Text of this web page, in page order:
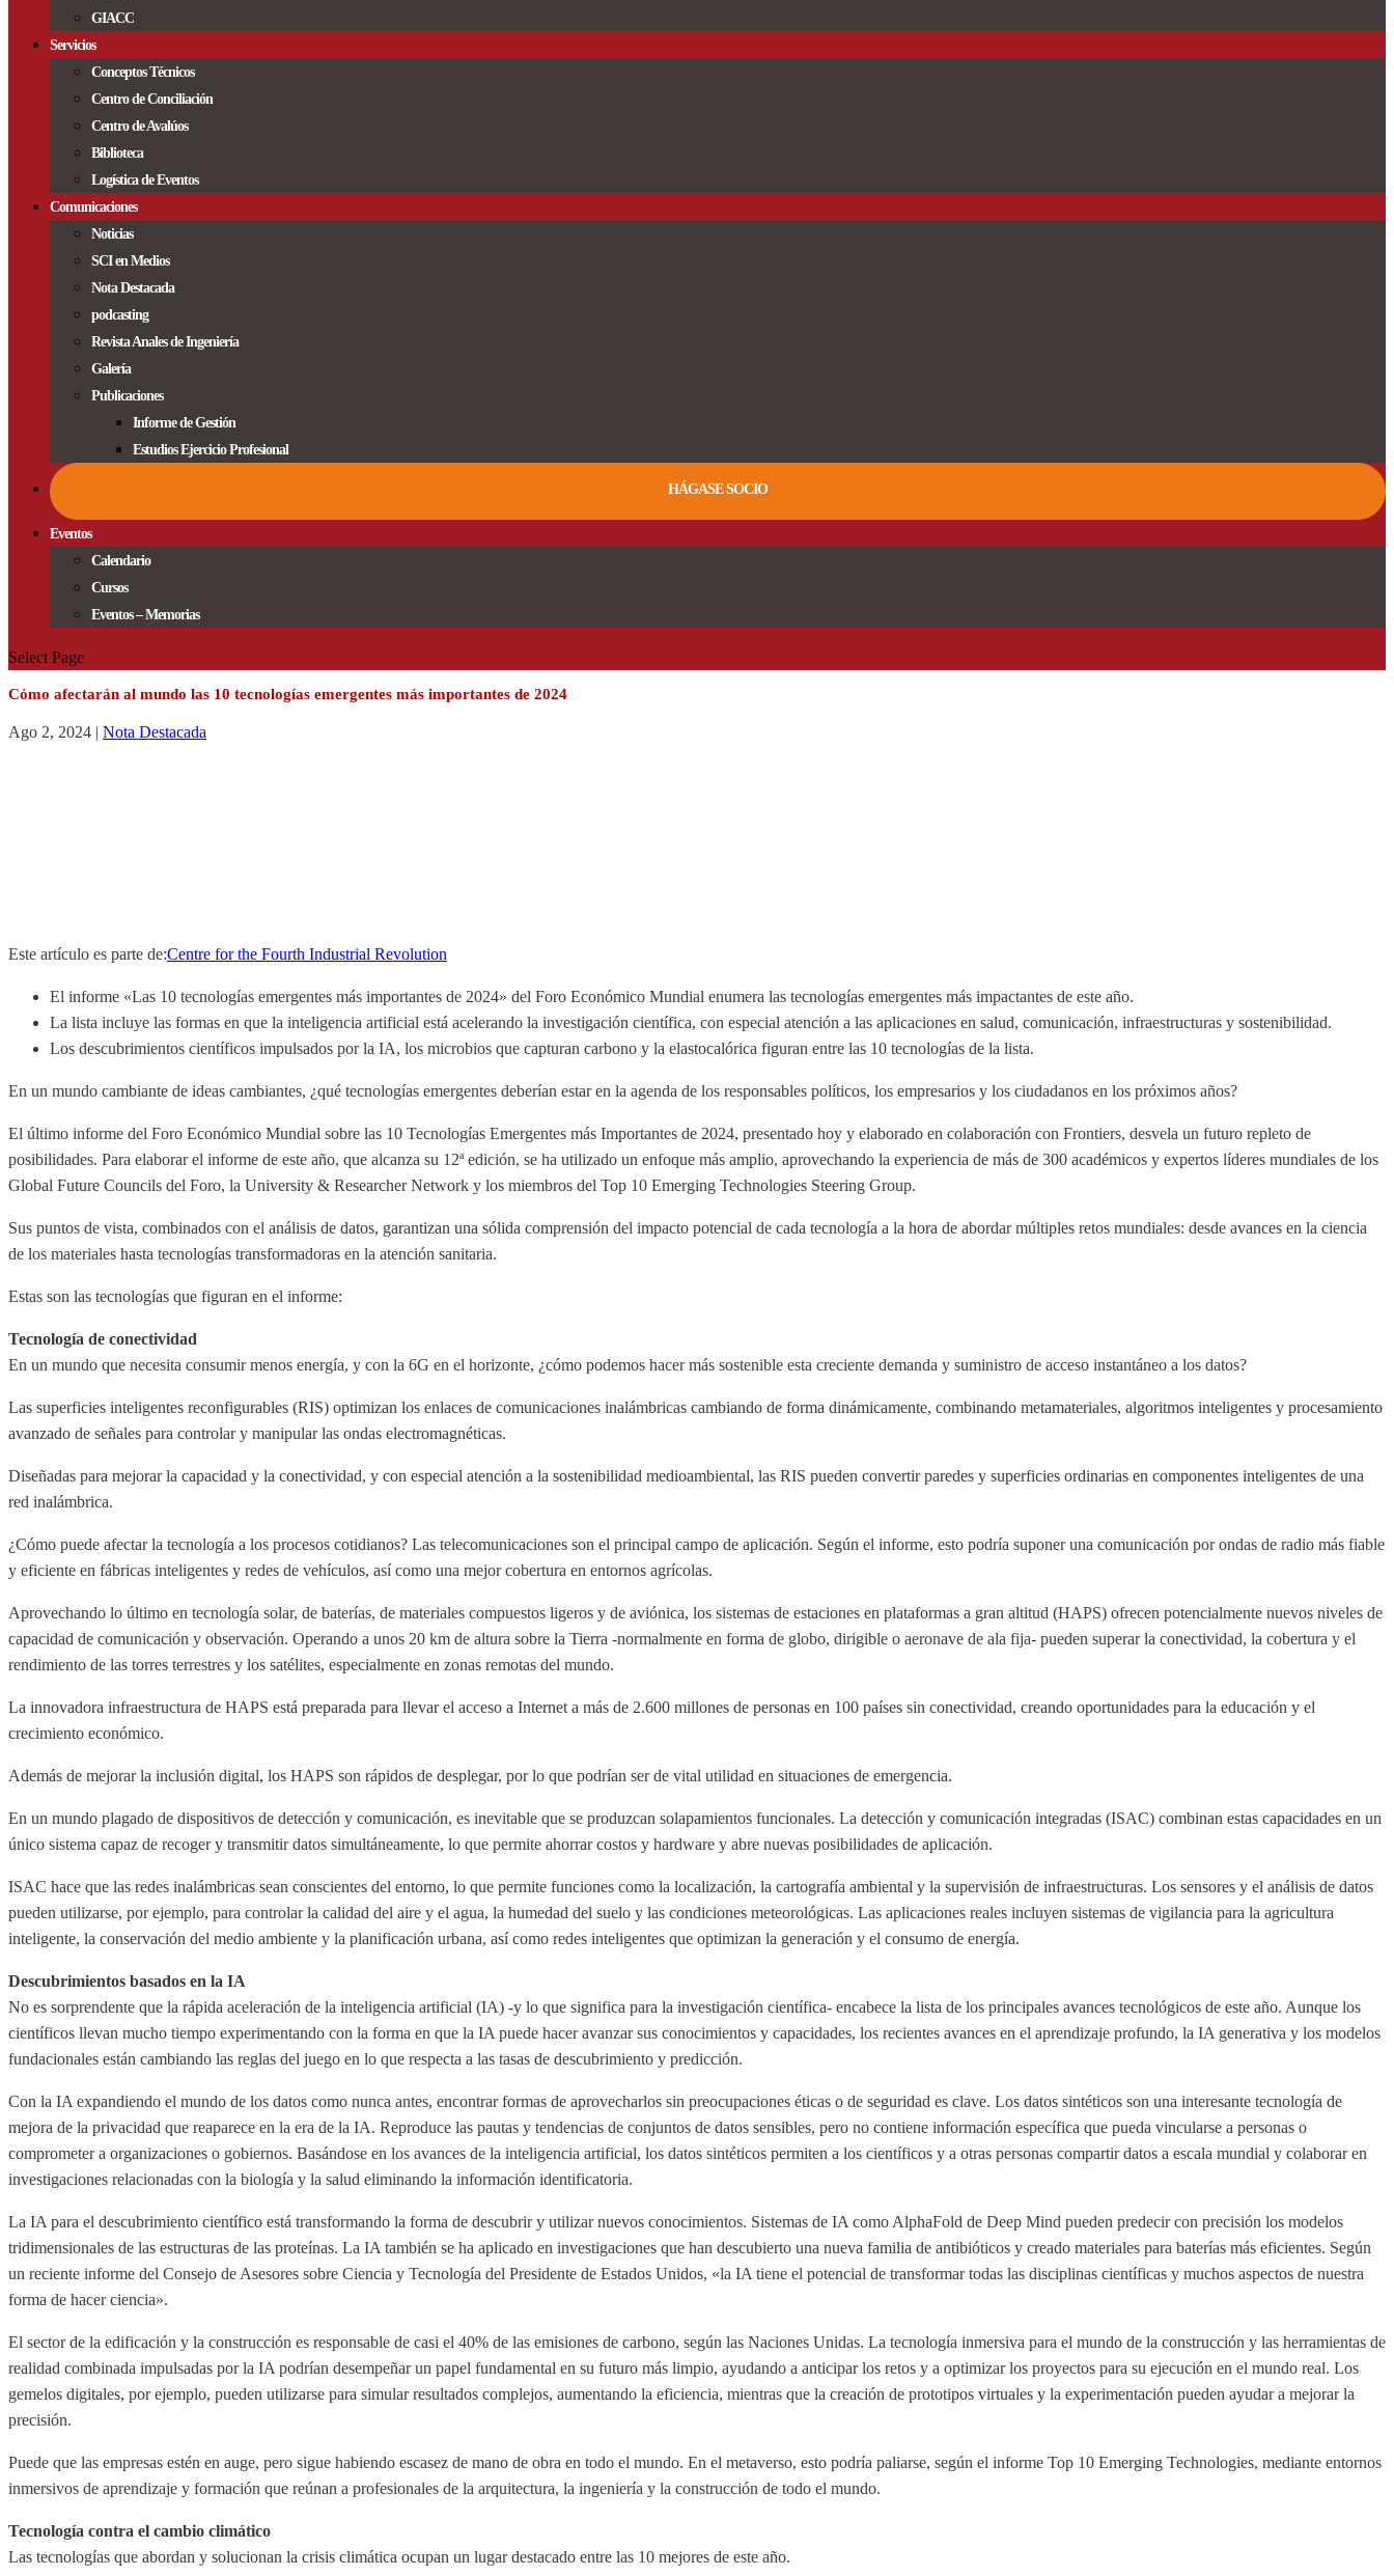
GIACC
Servicios
Conceptos Técnicos
Centro de Conciliación
Centro de Avalúos
Biblioteca
Logística de Eventos
Comunicaciones
Noticias
SCI en Medios
Nota Destacada
podcasting
Revista Anales de Ingeniería
Galería
Publicaciones
Informe de Gestión
Estudios Ejercicio Profesional
HÁGASE SOCIO
Eventos
Calendario
Cursos
Eventos – Memorias
Select Page
Cómo afectarán al mundo las 10 tecnologías emergentes más importantes de 2024
Ago 2, 2024 | Nota Destacada
Este artículo es parte de:Centre for the Fourth Industrial Revolution
El informe «Las 10 tecnologías emergentes más importantes de 2024» del Foro Económico Mundial enumera las tecnologías emergentes más impactantes de este año.
La lista incluye las formas en que la inteligencia artificial está acelerando la investigación científica, con especial atención a las aplicaciones en salud, comunicación, infraestructuras y sostenibilidad.
Los descubrimientos científicos impulsados por la IA, los microbios que capturan carbono y la elastocalórica figuran entre las 10 tecnologías de la lista.
En un mundo cambiante de ideas cambiantes, ¿qué tecnologías emergentes deberían estar en la agenda de los responsables políticos, los empresarios y los ciudadanos en los próximos años?
El último informe del Foro Económico Mundial sobre las 10 Tecnologías Emergentes más Importantes de 2024, presentado hoy y elaborado en colaboración con Frontiers, desvela un futuro repleto de
posibilidades. Para elaborar el informe de este año, que alcanza su 12ª edición, se ha utilizado un enfoque más amplio, aprovechando la experiencia de más de 300 académicos y expertos líderes mundiales de los
Global Future Councils del Foro, la University & Researcher Network y los miembros del Top 10 Emerging Technologies Steering Group.
Sus puntos de vista, combinados con el análisis de datos, garantizan una sólida comprensión del impacto potencial de cada tecnología a la hora de abordar múltiples retos mundiales: desde avances en la ciencia
de los materiales hasta tecnologías transformadoras en la atención sanitaria.
Estas son las tecnologías que figuran en el informe:
Tecnología de conectividad
En un mundo que necesita consumir menos energía, y con la 6G en el horizonte, ¿cómo podemos hacer más sostenible esta creciente demanda y suministro de acceso instantáneo a los datos?
Las superficies inteligentes reconfigurables (RIS) optimizan los enlaces de comunicaciones inalámbricas cambiando de forma dinámicamente, combinando metamateriales, algoritmos inteligentes y procesamiento
avanzado de señales para controlar y manipular las ondas electromagnéticas.
Diseñadas para mejorar la capacidad y la conectividad, y con especial atención a la sostenibilidad medioambiental, las RIS pueden convertir paredes y superficies ordinarias en componentes inteligentes de una
red inalámbrica.
¿Cómo puede afectar la tecnología a los procesos cotidianos? Las telecomunicaciones son el principal campo de aplicación. Según el informe, esto podría suponer una comunicación por ondas de radio más fiable
y eficiente en fábricas inteligentes y redes de vehículos, así como una mejor cobertura en entornos agrícolas.
Aprovechando lo último en tecnología solar, de baterías, de materiales compuestos ligeros y de aviónica, los sistemas de estaciones en plataformas a gran altitud (HAPS) ofrecen potencialmente nuevos niveles de
capacidad de comunicación y observación. Operando a unos 20 km de altura sobre la Tierra -normalmente en forma de globo, dirigible o aeronave de ala fija- pueden superar la conectividad, la cobertura y el
rendimiento de las torres terrestres y los satélites, especialmente en zonas remotas del mundo.
La innovadora infraestructura de HAPS está preparada para llevar el acceso a Internet a más de 2.600 millones de personas en 100 países sin conectividad, creando oportunidades para la educación y el
crecimiento económico.
Además de mejorar la inclusión digital, los HAPS son rápidos de desplegar, por lo que podrían ser de vital utilidad en situaciones de emergencia.
En un mundo plagado de dispositivos de detección y comunicación, es inevitable que se produzcan solapamientos funcionales. La detección y comunicación integradas (ISAC) combinan estas capacidades en un
único sistema capaz de recoger y transmitir datos simultáneamente, lo que permite ahorrar costos y hardware y abre nuevas posibilidades de aplicación.
ISAC hace que las redes inalámbricas sean conscientes del entorno, lo que permite funciones como la localización, la cartografía ambiental y la supervisión de infraestructuras. Los sensores y el análisis de datos
pueden utilizarse, por ejemplo, para controlar la calidad del aire y el agua, la humedad del suelo y las condiciones meteorológicas. Las aplicaciones reales incluyen sistemas de vigilancia para la agricultura
inteligente, la conservación del medio ambiente y la planificación urbana, así como redes inteligentes que optimizan la generación y el consumo de energía.
Descubrimientos basados en la IA
No es sorprendente que la rápida aceleración de la inteligencia artificial (IA) -y lo que significa para la investigación científica- encabece la lista de los principales avances tecnológicos de este año. Aunque los
científicos llevan mucho tiempo experimentando con la forma en que la IA puede hacer avanzar sus conocimientos y capacidades, los recientes avances en el aprendizaje profundo, la IA generativa y los modelos
fundacionales están cambiando las reglas del juego en lo que respecta a las tasas de descubrimiento y predicción.
Con la IA expandiendo el mundo de los datos como nunca antes, encontrar formas de aprovecharlos sin preocupaciones éticas o de seguridad es clave. Los datos sintéticos son una interesante tecnología de
mejora de la privacidad que reaparece en la era de la IA. Reproduce las pautas y tendencias de conjuntos de datos sensibles, pero no contiene información específica que pueda vincularse a personas o
comprometer a organizaciones o gobiernos. Basándose en los avances de la inteligencia artificial, los datos sintéticos permiten a los científicos y a otras personas compartir datos a escala mundial y colaborar en
investigaciones relacionadas con la biología y la salud eliminando la información identificatoria.
La IA para el descubrimiento científico está transformando la forma de descubrir y utilizar nuevos conocimientos. Sistemas de IA como AlphaFold de Deep Mind pueden predecir con precisión los modelos
tridimensionales de las estructuras de las proteínas. La IA también se ha aplicado en investigaciones que han descubierto una nueva familia de antibióticos y creado materiales para baterías más eficientes. Según
un reciente informe del Consejo de Asesores sobre Ciencia y Tecnología del Presidente de Estados Unidos, «la IA tiene el potencial de transformar todas las disciplinas científicas y muchos aspectos de nuestra
forma de hacer ciencia».
El sector de la edificación y la construcción es responsable de casi el 40% de las emisiones de carbono, según las Naciones Unidas. La tecnología inmersiva para el mundo de la construcción y las herramientas de
realidad combinada impulsadas por la IA podrían desempeñar un papel fundamental en su futuro más limpio, ayudando a anticipar los retos y a optimizar los proyectos para su ejecución en el mundo real. Los
gemelos digitales, por ejemplo, pueden utilizarse para simular resultados complejos, aumentando la eficiencia, mientras que la creación de prototipos virtuales y la experimentación pueden ayudar a mejorar la
precisión.
Puede que las empresas estén en auge, pero sigue habiendo escasez de mano de obra en todo el mundo. En el metaverso, esto podría paliarse, según el informe Top 10 Emerging Technologies, mediante entornos
inmersivos de aprendizaje y formación que reúnan a profesionales de la arquitectura, la ingeniería y la construcción de todo el mundo.
Tecnología contra el cambio climático
Las tecnologías que abordan y solucionan la crisis climática ocupan un lugar destacado entre las 10 mejores de este año.